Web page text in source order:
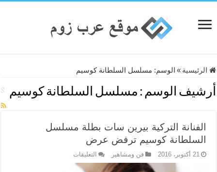
الرئيسية » الوسم: مسلسل السلطانة كوسيم
أرشيف الوسم : مسلسل السلطانة كوسيم
الفنانة التركية بيرين سات بطلة مسلسل
السلطانة كوسيم ترفض عرض
21 أكتوبر، 2016 فن ومشاهير التعليقات